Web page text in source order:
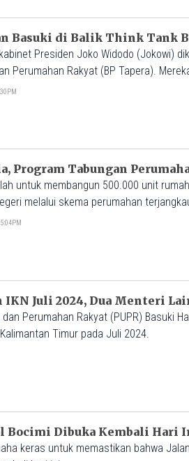
Basuki di Balik Think Tank
Presiden Joko Widodo (Jokowi)
Perumahan Rakyat (BP Tapera).
menetapkan kebijakan umum serta
Program Tabungan
untuk membangun 500.000 unit
melalui skema perumahan
IKN Juli 2024, Dua Menteri
Perumahan Rakyat (PUPR) Basuki
Timur pada Juli 2024.
Bocimi Dibuka Kembali Hari
keras untuk memastikan bahwa